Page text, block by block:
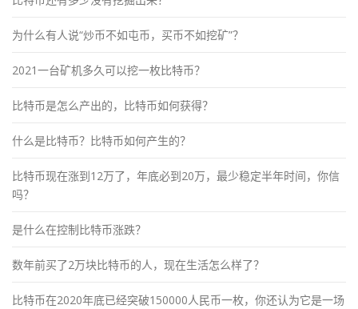
为什么有人说“炒币不如屯币，买币不如挖矿”？
2021一台矿机多久可以挖一枚比特币？
比特币是怎么产出的，比特币如何获得？
什么是比特币？比特币如何产生的？
比特币现在涨到12万了，年底必到20万，最少稳定半年时间，你信
吗？
是什么在控制比特币涨跌？
数年前买了2万块比特币的人，现在生活怎么样了？
比特币在2020年底已经突破150000人民币一枚，你还认为它是一场